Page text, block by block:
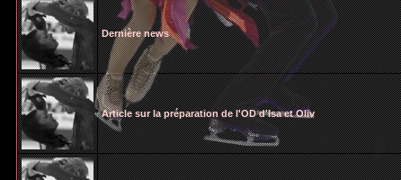
Dernière news
Article sur la préparation de l'OD d'Isa et Oliv